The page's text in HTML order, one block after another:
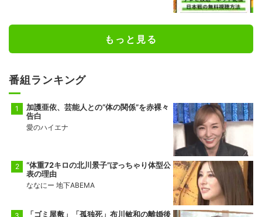
もっと見る
番組ランキング
加護亜依、芸能人との“体の関係”を赤裸々
告白
愛のハイエナ
“体重72キロの北川景子”ぽっちゃり体型公
表の理由
ななにー 地下ABEMA
「ゴミ屋敷」「孤独死」布川敏和の離婚後